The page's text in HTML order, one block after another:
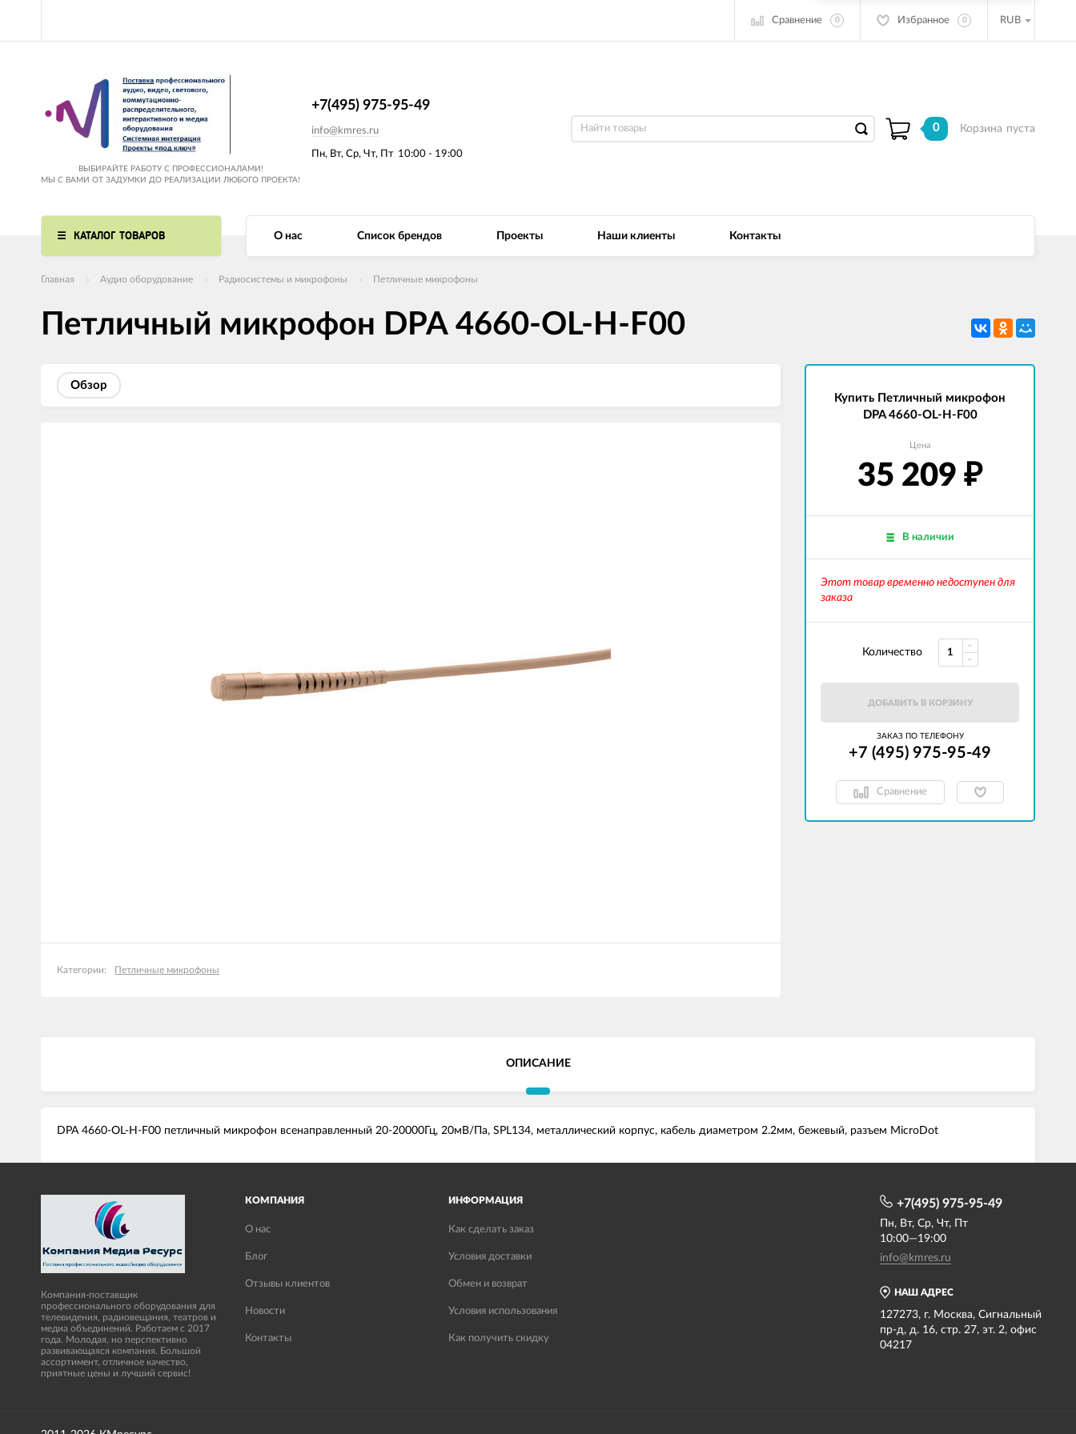
Сравнение 0 Избранное 0 RUB
ВЫБИРАЙТЕ РАБОТУ С ПРОФЕССИОНАЛАМИ!
МЫ С ВАМИ ОТ ЗАДУМКИ ДО РЕАЛИЗАЦИИ ЛЮБОГО ПРОЕКТА!
Пн, Вт, Ср, Чт, Пт 10:00 - 19:00
+7(495) 975-95-49
info@kmres.ru 0 Корзина пуста
КАТАЛОГ ТОВАРОВ О нас Список брендов Проекты Наши клиенты Контакты
Главная Аудио оборудование Радиосистемы и микрофоны Петличные микрофоны
Петличный микрофон DPA 4660-OL-H-F00
Обзор
Категории: Петличные микрофоны
Купить Петличный микрофон
DPA 4660-OL-H-F00
Цена
35 209 ₽
В наличии
Этот товар временно недоступен для
заказа
Количество
ДОБАВИТЬ В КОРЗИНУ
ЗАКАЗ ПО ТЕЛЕФОНУ
+7 (495) 975-95-49
Сравнение
ОПИСАНИЕ
DPA 4660-OL-H-F00 петличный микрофон всенаправленный 20-20000Гц, 20мВ/Па, SPL134, металлический корпус, кабель диаметром 2.2мм, бежевый, разъем MicroDot
Компания-поставщик
профессионального оборудования для
телевидения, радиовещания, театров и
медиа объединений. Работаем с 2017
года. Молодая, но перспективно
развивающаяся компания. Большой
ассортимент, отличное качество,
приятные цены и лучший сервис!
КОМПАНИЯ
О нас
Блог
Отзывы клиентов
Новости
Контакты
ИНФОРМАЦИЯ
Как сделать заказ
Условия доставки
Обмен и возврат
Условия использования
Как получить скидку
НАШ АДРЕС
127273, г. Москва, Сигнальный
пр-д, д. 16, стр. 27, эт. 2, офис
04217
+7(495) 975-95-49
Пн, Вт, Ср, Чт, Пт
10:00—19:00
info@kmres.ru